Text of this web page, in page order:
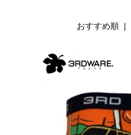
おすすめ順 |